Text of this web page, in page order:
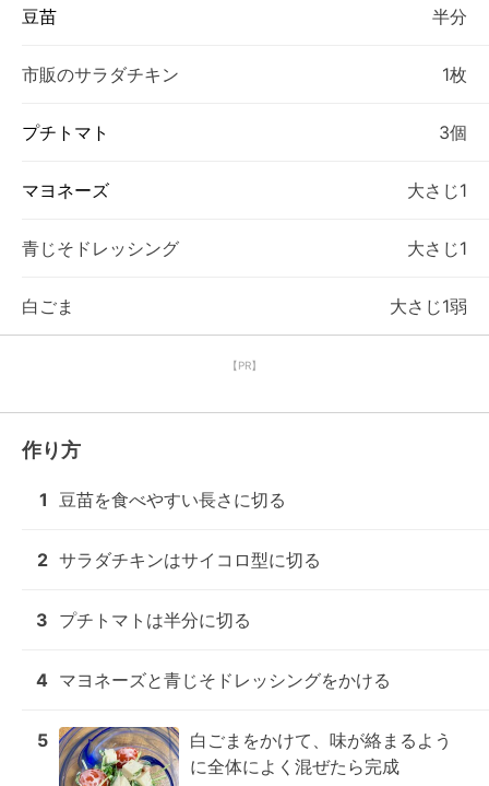
豆苗 半分
市販のサラダチキン 1枚
プチトマト 3個
マヨネーズ 大さじ1
青じそドレッシング 大さじ1
白ごま 大さじ1弱
【PR】
作り方
1 豆苗を食べやすい長さに切る
2 サラダチキンはサイコロ型に切る
3 プチトマトは半分に切る
4 マヨネーズと青じそドレッシングをかける
5
白ごまをかけて、味が絡まるよう
に全体によく混ぜたら完成